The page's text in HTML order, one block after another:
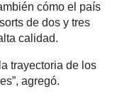
cómo el país
de dos y tres
calidad.
trayectoria de los
agregó.